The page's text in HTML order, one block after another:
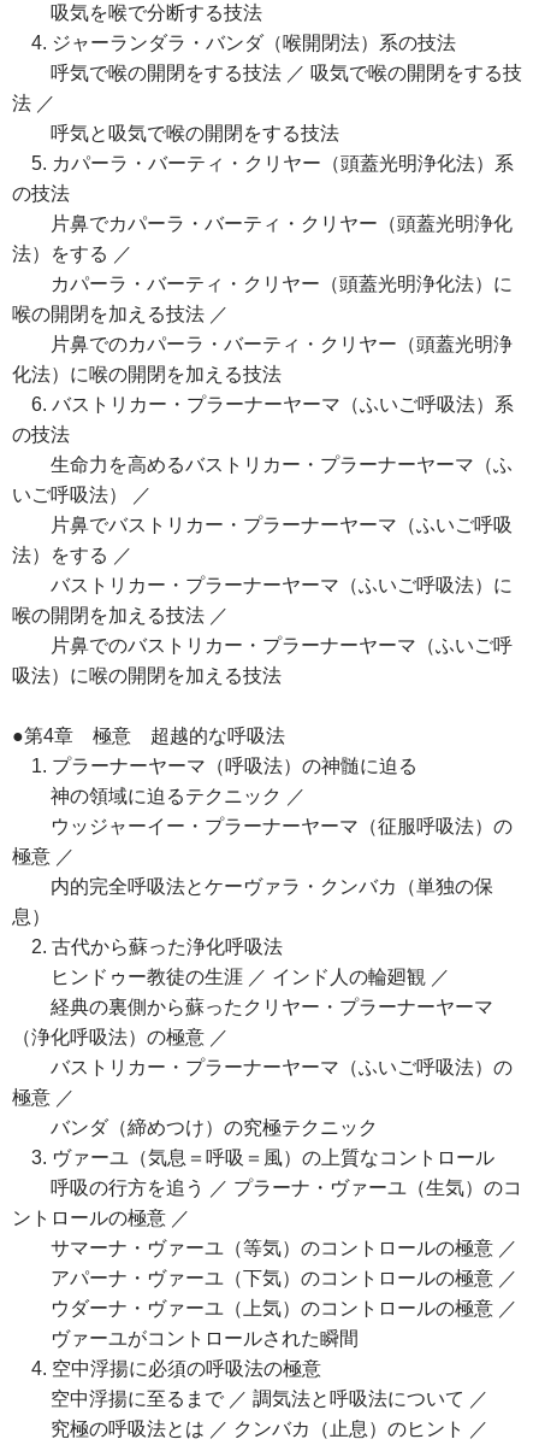
吸気を喉で分断する技法
4. ジャーランダラ・バンダ（喉開閉法）系の技法
呼気で喉の開閉をする技法 ／ 吸気で喉の開閉をする技
法 ／
呼気と吸気で喉の開閉をする技法
5. カパーラ・バーティ・クリヤー（頭蓋光明浄化法）系
の技法
片鼻でカパーラ・バーティ・クリヤー（頭蓋光明浄化
法）をする ／
カパーラ・バーティ・クリヤー（頭蓋光明浄化法）に
喉の開閉を加える技法 ／
片鼻でのカパーラ・バーティ・クリヤー（頭蓋光明浄
化法）に喉の開閉を加える技法
6. バストリカー・プラーナーヤーマ（ふいご呼吸法）系
の技法
生命力を高めるバストリカー・プラーナーヤーマ（ふ
いご呼吸法） ／
片鼻でバストリカー・プラーナーヤーマ（ふいご呼吸
法）をする ／
バストリカー・プラーナーヤーマ（ふいご呼吸法）に
喉の開閉を加える技法 ／
片鼻でのバストリカー・プラーナーヤーマ（ふいご呼
吸法）に喉の開閉を加える技法
●第4章 極意 超越的な呼吸法
1. プラーナーヤーマ（呼吸法）の神髄に迫る
神の領域に迫るテクニック ／
ウッジャーイー・プラーナーヤーマ（征服呼吸法）の
極意 ／
内的完全呼吸法とケーヴァラ・クンバカ（単独の保
息）
2. 古代から蘇った浄化呼吸法
ヒンドゥー教徒の生涯 ／ インド人の輪廻観 ／
経典の裏側から蘇ったクリヤー・プラーナーヤーマ
（浄化呼吸法）の極意 ／
バストリカー・プラーナーヤーマ（ふいご呼吸法）の
極意 ／
バンダ（締めつけ）の究極テクニック
3. ヴァーユ（気息＝呼吸＝風）の上質なコントロール
呼吸の行方を追う ／ プラーナ・ヴァーユ（生気）のコ
ントロールの極意 ／
サマーナ・ヴァーユ（等気）のコントロールの極意 ／
アパーナ・ヴァーユ（下気）のコントロールの極意 ／
ウダーナ・ヴァーユ（上気）のコントロールの極意 ／
ヴァーユがコントロールされた瞬間
4. 空中浮揚に必須の呼吸法の極意
空中浮揚に至るまで ／ 調気法と呼吸法について ／
究極の呼吸法とは ／ クンバカ（止息）のヒント ／